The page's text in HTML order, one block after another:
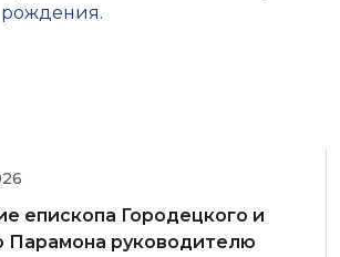
епископа Городецкого и
Парамона руководителю